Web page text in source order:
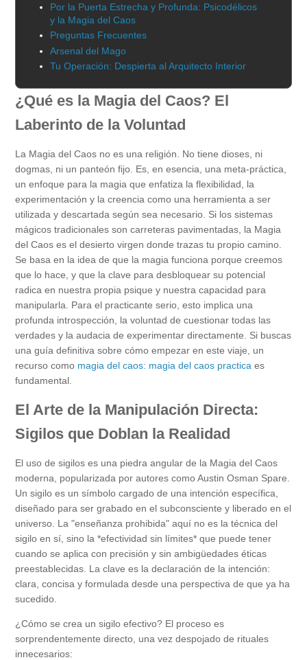
Por la Puerta Estrecha y Profunda: Psicodélicos
y la Magia del Caos
Preguntas Frecuentes
Arsenal del Mago
Tu Operación: Despierta al Arquitecto Interior
¿Qué es la Magia del Caos? El
Laberinto de la Voluntad
La Magia del Caos no es una religión. No tiene dioses, ni
dogmas, ni un panteón fijo. Es, en esencia, una meta-práctica,
un enfoque para la magia que enfatiza la flexibilidad, la
experimentación y la creencia como una herramienta a ser
utilizada y descartada según sea necesario. Si los sistemas
mágicos tradicionales son carreteras pavimentadas, la Magia
del Caos es el desierto virgen donde trazas tu propio camino.
Se basa en la idea de que la magia funciona porque creemos
que lo hace, y que la clave para desbloquear su potencial
radica en nuestra propia psique y nuestra capacidad para
manipularla. Para el practicante serio, esto implica una
profunda introspección, la voluntad de cuestionar todas las
verdades y la audacia de experimentar directamente. Si buscas
una guía definitiva sobre cómo empezar en este viaje, un
recurso como magia del caos: magia del caos practica es
fundamental.
El Arte de la Manipulación Directa:
Sigilos que Doblan la Realidad
El uso de sigilos es una piedra angular de la Magia del Caos
moderna, popularizada por autores como Austin Osman Spare.
Un sigilo es un símbolo cargado de una intención específica,
diseñado para ser grabado en el subconsciente y liberado en el
universo. La "enseñanza prohibida" aquí no es la técnica del
sigilo en sí, sino la *efectividad sin límites* que puede tener
cuando se aplica con precisión y sin ambigüedades éticas
preestablecidas. La clave es la declaración de la intención:
clara, concisa y formulada desde una perspectiva de que ya ha
sucedido.
¿Cómo se crea un sigilo efectivo? El proceso es
sorprendentemente directo, una vez despojado de rituales
innecesarios: